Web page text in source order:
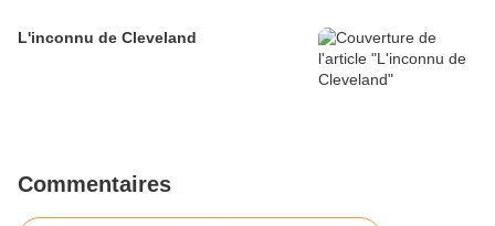
L'inconnu de Cleveland
Commentaires